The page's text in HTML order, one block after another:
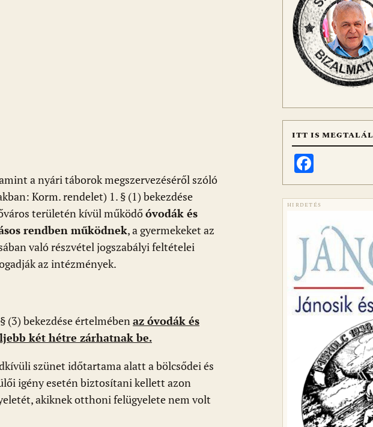
a nyári táborok megszervezéséről szóló
Korm. rendelet) 1. § (1) bekezdése
területén kívül működőóvodák és
rendben működnek, a gyermekeket az
való részvétel jogszabályi feltételei
az intézmények.
(3) bekezdése értelmébenaz óvodák és
két hétre zárhatnak be.
szünet időtartama alatt a bölcsődei és
igény esetén biztosítani kellett azon
akiknek otthoni felügyelete nem volt
ITT IS MEGTALÁL
HIRDETÉS